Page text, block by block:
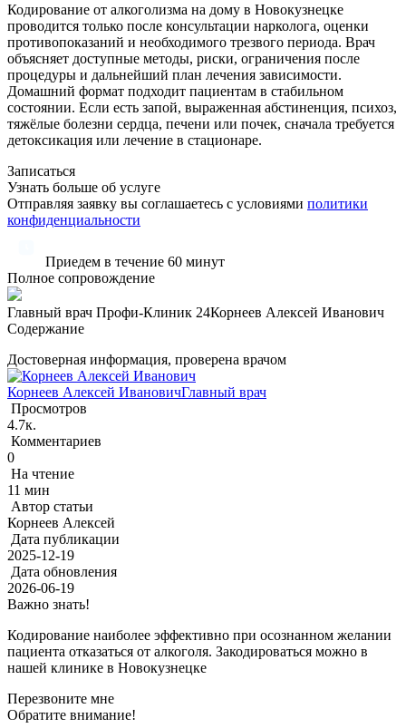
Кодирование от алкоголизма на дому в Новокузнецке
проводится только после консультации нарколога, оценки
противопоказаний и необходимого трезвого периода. Врач
объясняет доступные методы, риски, ограничения после
процедуры и дальнейший план лечения зависимости.
Домашний формат подходит пациентам в стабильном
состоянии. Если есть запой, выраженная абстиненция, психоз,
тяжёлые болезни сердца, печени или почек, сначала требуется
детоксикация или лечение в стационаре.
Записаться
Узнать больше об услуге
Отправляя заявку вы соглашаетесь с условиями политики
конфиденциальности
Приедем в течение 60 минут
Полное сопровождение
Главный врач Профи-Клиник 24Корнеев Алексей Иванович
Содержание
Достоверная информация, проверена врачом
Корнеев Алексей ИвановичГлавный врач
Просмотров
4.7к.
Комментариев
0
На чтение
11 мин
Автор статьи
Корнеев Алексей
Дата публикации
2025-12-19
Дата обновления
2026-06-19
Важно знать!
Кодирование наиболее эффективно при осознанном желании
пациента отказаться от алкоголя. Закодироваться можно в
нашей клинике в Новокузнецке
Перезвоните мне
Обратите внимание!